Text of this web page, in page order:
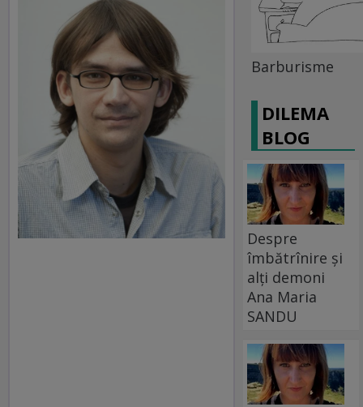
Barburisme
DILEMA
BLOG
Despre
îmbătrînire și
alți demoni
Ana Maria
SANDU